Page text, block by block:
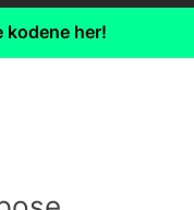
kodene her!